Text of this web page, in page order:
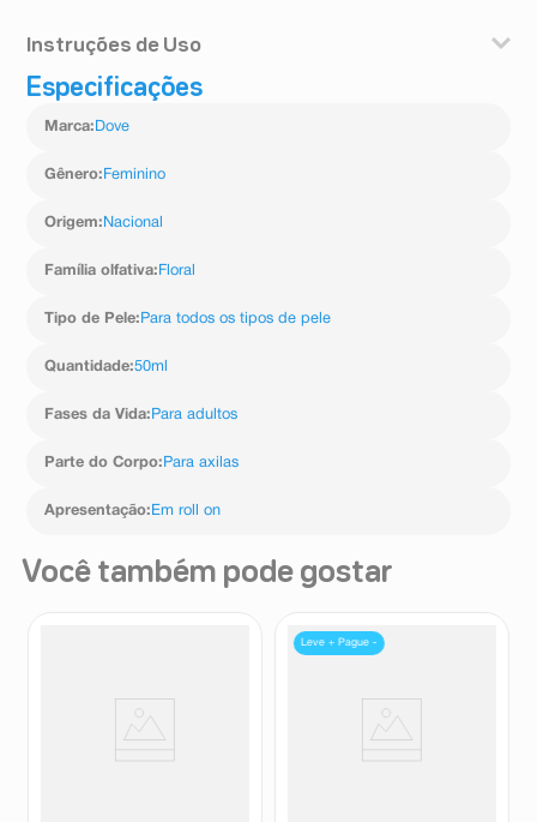
Instruções de Uso
Aplique o desodorante antitranspirante Dove fazendo
da axila com uma camada fina e uniforme do produto.
Especificações
Marca: Dove
Gênero: Feminino
Origem: Nacional
Família olfativa: Floral
Tipo de Pele: Para todos os tipos de pele
Quantidade:50ml
Fases da Vida: Para adultos
Parte do Corpo: Para axilas
Apresentação: Em roll on
Você também pode gostar
Leve + Pague -